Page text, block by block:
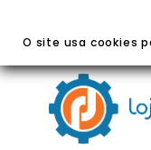
O site usa cookies